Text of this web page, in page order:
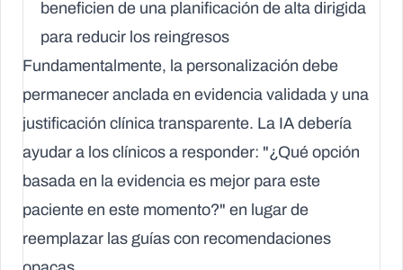
beneficien de una planificación de alta dirigida
para reducir los reingresos
Fundamentalmente, la personalización debe
permanecer anclada en evidencia validada y una
justificación clínica transparente. La IA debería
ayudar a los clínicos a responder: "¿Qué opción
basada en la evidencia es mejor para este
paciente en este momento?" en lugar de
reemplazar las guías con recomendaciones